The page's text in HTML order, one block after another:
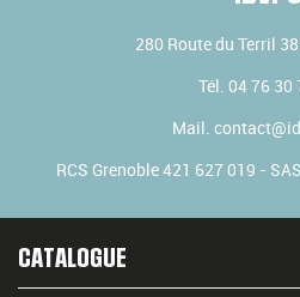
280 Route du Terril
Tél. 04 76 30
Mail.
RCS Grenoble 421 627 019 -
CATALOGUE